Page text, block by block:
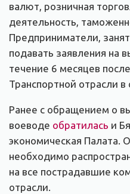
валют, розничная
деятельность,
Предприниматели,
подавать заявления на
течение 6 месяцев
Транспортной отрасли в
Ранее с обращением о
воеводе обратилась и
экономическая Палата.
необходимо
на все пострадавшие
отрасли.